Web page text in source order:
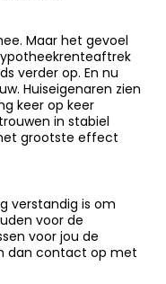
Maar het gevoel
verder op. En nu
Huiseigenaren zien
keer op keer
in stabiel
grootste effect
verstandig is om
voor de
voor jou de
dan contact op met